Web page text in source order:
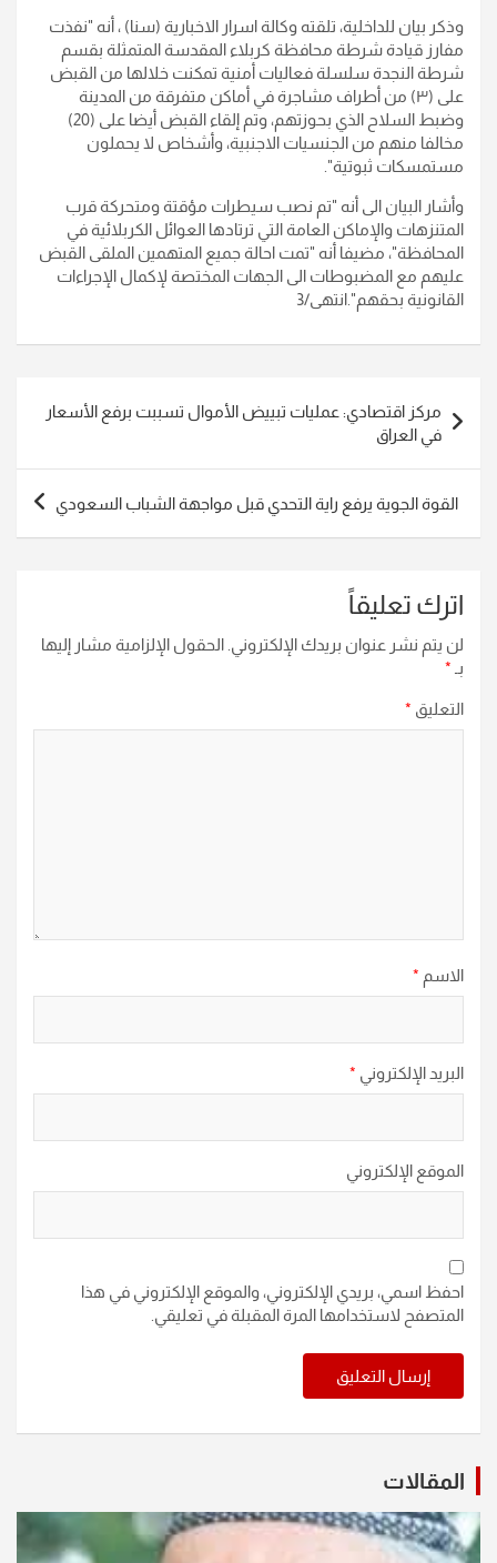
وذكر بيان للداخلية، تلقته وكالة اسرار الاخبارية (سنا) ، أنه "نفذت
مفارز قيادة شرطة محافظة كربلاء المقدسة المتمثلة بقسم
شرطة النجدة سلسلة فعاليات أمنية تمكنت خلالها من القبض
على (٣) من أطراف مشاجرة في أماكن متفرقة من المدينة
وضبط السلاح الذي بحوزتهم، وتم إلقاء القبض أيضا على (20)
مخالفا منهم من الجنسيات الاجنبية، وأشخاص لا يحملون
مستمسكات ثبوتية".
وأشار البيان الى أنه "تم نصب سيطرات مؤقتة ومتحركة قرب
المتنزهات والإماكن العامة التي ترتادها العوائل الكربلائية في
المحافظة"، مضيفا أنه "تمت احالة جميع المتهمين الملقى القبض
عليهم مع المضبوطات الى الجهات المختصة لإكمال الإجراءات
القانونية بحقهم".انتهى/3
المقالات
مركز اقتصادي: عمليات تبييض الأموال تسببت برفع الأسعار
في العراق
القوة الجوية يرفع راية التحدي قبل مواجهة الشباب السعودي
اترك تعليقاً
لن يتم نشر عنوان بريدك الإلكتروني. الحقول الإلزامية مشار إليها
بـ *
التعليق *
الاسم *
البريد الإلكتروني *
الموقع الإلكتروني
احفظ اسمي، بريدي الإلكتروني، والموقع الإلكتروني في هذا
المتصفح لاستخدامها المرة المقبلة في تعليقي.
المقالات